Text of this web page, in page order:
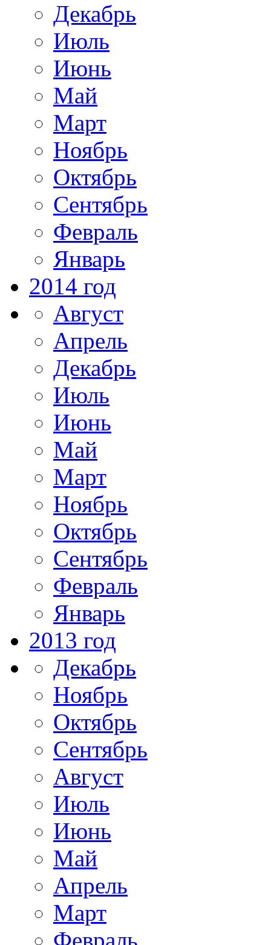
Декабрь
Июль
Июнь
Май
Март
Ноябрь
Октябрь
Сентябрь
Февраль
Январь
2014 год
Август
Апрель
Декабрь
Июль
Июнь
Май
Март
Ноябрь
Октябрь
Сентябрь
Февраль
Январь
2013 год
Декабрь
Ноябрь
Октябрь
Сентябрь
Август
Июль
Июнь
Май
Апрель
Март